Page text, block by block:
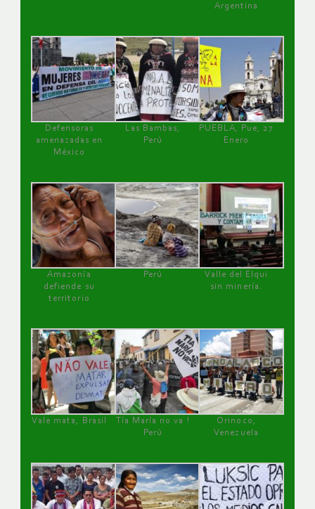
Argentina
Defensoras
amenazadas en
México
Las Bambas,
Perú
PUEBLA, Pue, 27
Enero
Amazonía
defiende su
territorio
Perú
Valle del Elqui
sin minería.
Vale mata, Brasil
Tía María no va !
Perú
Orinoco,
Venezuela